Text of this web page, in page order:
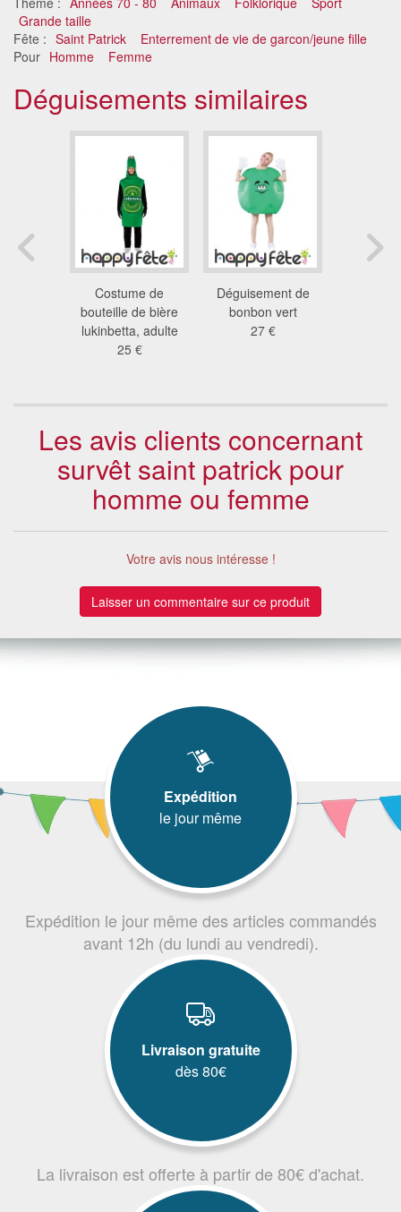
Grande taille
Fête : Saint Patrick
Enterrement de vie de garcon/jeune fille
Pour Homme Femme
Déguisements similaires
Costume de
bouteille de bière
lukinbetta, adulte
25 €
Déguisement de
bonbon vert
27 €
Les avis clients concernant
survêt saint patrick pour
homme ou femme
Votre avis nous intéresse !
Laisser un commentaire sur ce produit
Expédition
le jour même
Expédition le jour même des articles commandés
avant 12h (du lundi au vendredi).
Livraison gratuite
dès 80€
La livraison est offerte à partir de 80€ d'achat.